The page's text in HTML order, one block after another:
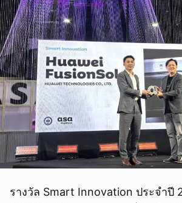
รางวัล Smart Innovation ประจำปี